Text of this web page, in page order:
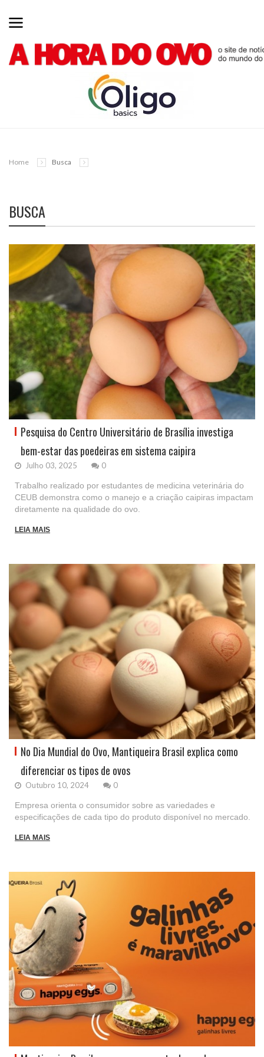
Home Busca
BUSCA
Pesquisa do Centro Universitário de Brasília investiga
bem-estar das poedeiras em sistema caipira
Julho 03, 2025 0
Trabalho realizado por estudantes de medicina veterinária do
CEUB demonstra como o manejo e a criação caipiras impactam
diretamente na qualidade do ovo.
LEIA MAIS
No Dia Mundial do Ovo, Mantiqueira Brasil explica como
diferenciar os tipos de ovos
Outubro 10, 2024 0
Empresa orienta o consumidor sobre as variedades e
especificações de cada tipo do produto disponível no mercado.
LEIA MAIS